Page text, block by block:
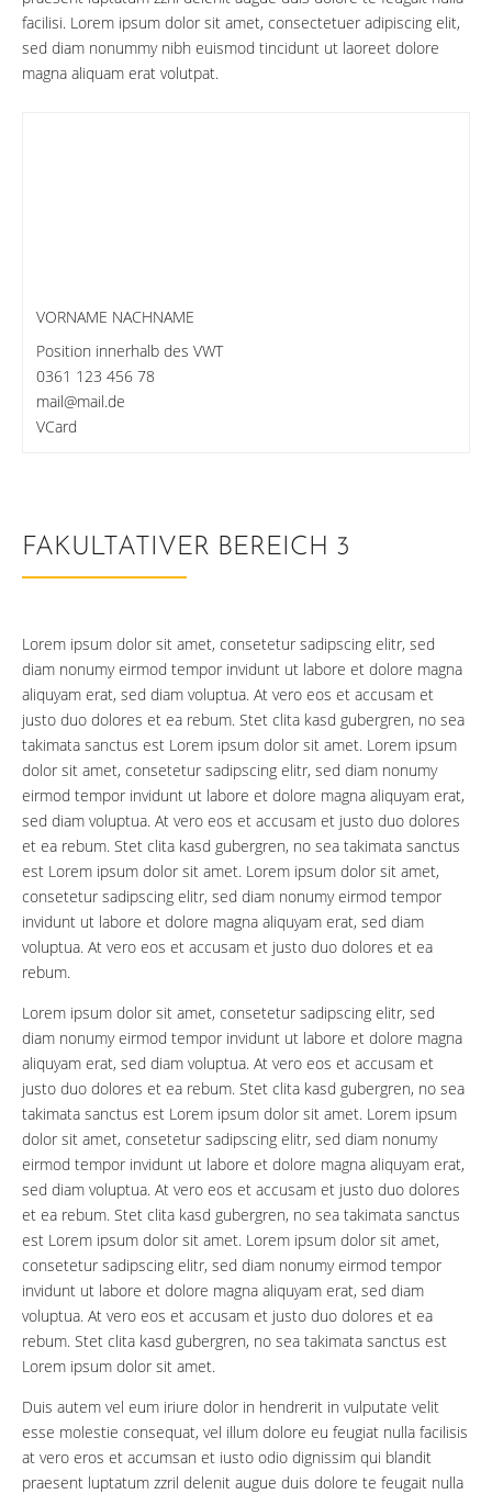
facilisi. Lorem ipsum dolor sit amet, consectetuer adipiscing elit,
sed diam nonummy nibh euismod tincidunt ut laoreet dolore
magna aliquam erat volutpat.
VORNAME NACHNAME
Position innerhalb des VWT
0361 123 456 78
mail@mail.de
VCard
FAKULTATIVER BEREICH 3
Lorem ipsum dolor sit amet, consetetur sadipscing elitr, sed
diam nonumy eirmod tempor invidunt ut labore et dolore magna
aliquyam erat, sed diam voluptua. At vero eos et accusam et
justo duo dolores et ea rebum. Stet clita kasd gubergren, no sea
takimata sanctus est Lorem ipsum dolor sit amet. Lorem ipsum
dolor sit amet, consetetur sadipscing elitr, sed diam nonumy
eirmod tempor invidunt ut labore et dolore magna aliquyam erat,
sed diam voluptua. At vero eos et accusam et justo duo dolores
et ea rebum. Stet clita kasd gubergren, no sea takimata sanctus
est Lorem ipsum dolor sit amet. Lorem ipsum dolor sit amet,
consetetur sadipscing elitr, sed diam nonumy eirmod tempor
invidunt ut labore et dolore magna aliquyam erat, sed diam
voluptua. At vero eos et accusam et justo duo dolores et ea
rebum.
Lorem ipsum dolor sit amet, consetetur sadipscing elitr, sed
diam nonumy eirmod tempor invidunt ut labore et dolore magna
aliquyam erat, sed diam voluptua. At vero eos et accusam et
justo duo dolores et ea rebum. Stet clita kasd gubergren, no sea
takimata sanctus est Lorem ipsum dolor sit amet. Lorem ipsum
dolor sit amet, consetetur sadipscing elitr, sed diam nonumy
eirmod tempor invidunt ut labore et dolore magna aliquyam erat,
sed diam voluptua. At vero eos et accusam et justo duo dolores
et ea rebum. Stet clita kasd gubergren, no sea takimata sanctus
est Lorem ipsum dolor sit amet. Lorem ipsum dolor sit amet,
consetetur sadipscing elitr, sed diam nonumy eirmod tempor
invidunt ut labore et dolore magna aliquyam erat, sed diam
voluptua. At vero eos et accusam et justo duo dolores et ea
rebum. Stet clita kasd gubergren, no sea takimata sanctus est
Lorem ipsum dolor sit amet.
Duis autem vel eum iriure dolor in hendrerit in vulputate velit
esse molestie consequat, vel illum dolore eu feugiat nulla facilisis
at vero eros et accumsan et iusto odio dignissim qui blandit
praesent luptatum zzril delenit augue duis dolore te feugait nulla